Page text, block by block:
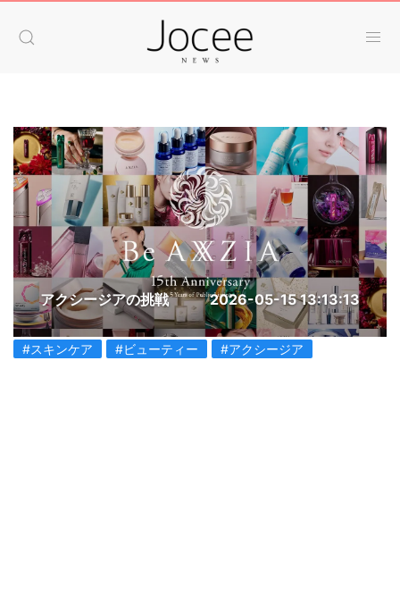
アクシージアの挑戦 2026-05-15 13:13:13
#スキンケア #ビューティー #アクシージア